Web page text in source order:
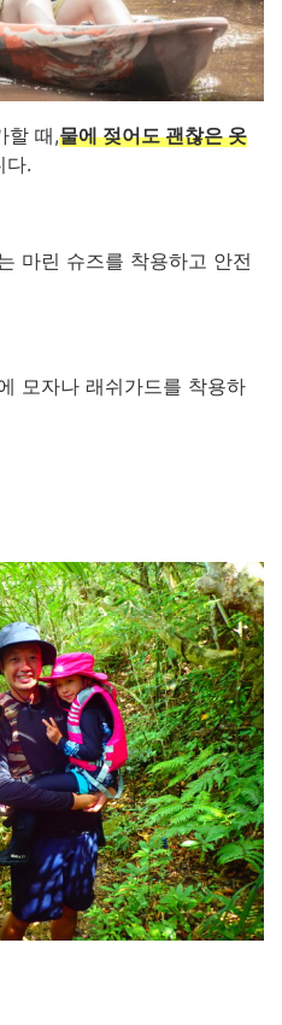
할 때,물에 젖어도 괜찮은 옷
다.
마린 슈즈를 착용하고 안전
모자나 래쉬가드를 착용하